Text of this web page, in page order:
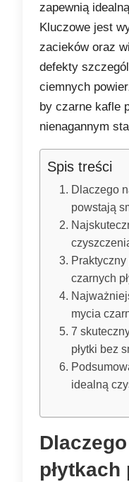
zapewnią
Kluczowe jest
zacieków oraz
defekty
ciemnych
by czarne kafle
nienagannym
Spis treści
Dlaczego
powstają
czarnych
mycia
7
płytki bez
idealną